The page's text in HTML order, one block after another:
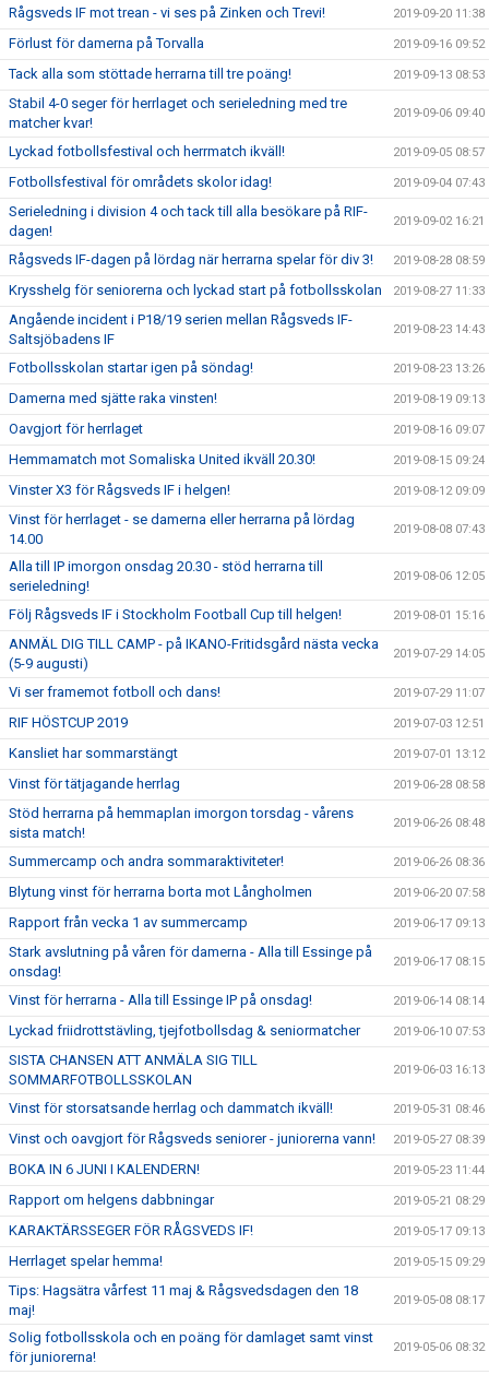
Rågsveds IF mot trean - vi ses på Zinken och Trevi! 2019-09-20 11:38
Förlust för damerna på Torvalla 2019-09-16 09:52
Tack alla som stöttade herrarna till tre poäng! 2019-09-13 08:53
Stabil 4-0 seger för herrlaget och serieledning med tre
matcher kvar!
2019-09-06 09:40
Lyckad fotbollsfestival och herrmatch ikväll! 2019-09-05 08:57
Fotbollsfestival för områdets skolor idag! 2019-09-04 07:43
Serieledning i division 4 och tack till alla besökare på RIF-
dagen!
2019-09-02 16:21
Rågsveds IF-dagen på lördag när herrarna spelar för div 3! 2019-08-28 08:59
Krysshelg för seniorerna och lyckad start på fotbollsskolan 2019-08-27 11:33
Angående incident i P18/19 serien mellan Rågsveds IF-
Saltsjöbadens IF
2019-08-23 14:43
Fotbollsskolan startar igen på söndag! 2019-08-23 13:26
Damerna med sjätte raka vinsten! 2019-08-19 09:13
Oavgjort för herrlaget 2019-08-16 09:07
Hemmamatch mot Somaliska United ikväll 20.30! 2019-08-15 09:24
Vinster X3 för Rågsveds IF i helgen! 2019-08-12 09:09
Vinst för herrlaget - se damerna eller herrarna på lördag
14.00
2019-08-08 07:43
Alla till IP imorgon onsdag 20.30 - stöd herrarna till
serieledning!
2019-08-06 12:05
Följ Rågsveds IF i Stockholm Football Cup till helgen! 2019-08-01 15:16
ANMÄL DIG TILL CAMP - på IKANO-Fritidsgård nästa vecka
(5-9 augusti)
2019-07-29 14:05
Vi ser framemot fotboll och dans! 2019-07-29 11:07
RIF HÖSTCUP 2019 2019-07-03 12:51
Kansliet har sommarstängt 2019-07-01 13:12
Vinst för tätjagande herrlag 2019-06-28 08:58
Stöd herrarna på hemmaplan imorgon torsdag - vårens
sista match!
2019-06-26 08:48
Summercamp och andra sommaraktiviteter! 2019-06-26 08:36
Blytung vinst för herrarna borta mot Långholmen 2019-06-20 07:58
Rapport från vecka 1 av summercamp 2019-06-17 09:13
Stark avslutning på våren för damerna - Alla till Essinge på
onsdag!
2019-06-17 08:15
Vinst för herrarna - Alla till Essinge IP på onsdag! 2019-06-14 08:14
Lyckad friidrottstävling, tjejfotbollsdag & seniormatcher 2019-06-10 07:53
SISTA CHANSEN ATT ANMÄLA SIG TILL
SOMMARFOTBOLLSSKOLAN
2019-06-03 16:13
Vinst för storsatsande herrlag och dammatch ikväll! 2019-05-31 08:46
Vinst och oavgjort för Rågsveds seniorer - juniorerna vann! 2019-05-27 08:39
BOKA IN 6 JUNI I KALENDERN! 2019-05-23 11:44
Rapport om helgens dabbningar 2019-05-21 08:29
KARAKTÄRSSEGER FÖR RÅGSVEDS IF! 2019-05-17 09:13
Herrlaget spelar hemma! 2019-05-15 09:29
Tips: Hagsätra vårfest 11 maj & Rågsvedsdagen den 18
maj!
2019-05-08 08:17
Solig fotbollsskola och en poäng för damlaget samt vinst
för juniorerna!
2019-05-06 08:32